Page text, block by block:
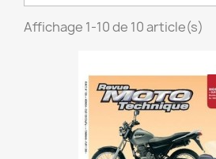
Affichage 1-10 de 10 article(s)